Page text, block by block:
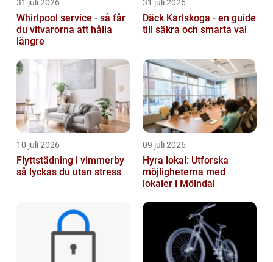
31 juli 2026
Whirlpool service - så får
du vitvarorna att hålla
längre
31 juli 2026
Däck Karlskoga - en guide
till säkra och smarta val
10 juli 2026
Flyttstädning i vimmerby
så lyckas du utan stress
09 juli 2026
Hyra lokal: Utforska
möjligheterna med
lokaler i Mölndal